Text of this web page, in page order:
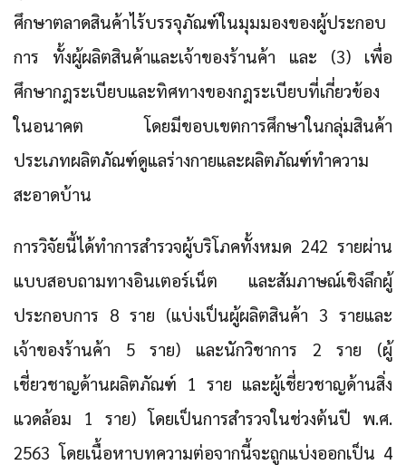
ศึกษาตลาดสินค้าไร้บรรจุภัณฑ์ในมุมมองของผู้ประกอบ
การ ทั้งผู้ผลิตสินค้าและเจ้าของร้านค้า และ (3) เพื่อ
ศึกษากฎระเบียบและทิศทางของกฎระเบียบที่เกี่ยวข้อง
ในอนาคต โดยมีขอบเขตการศึกษาในกลุ่มสินค้า
ประเภทผลิตภัณฑ์ดูแลร่างกายและผลิตภัณฑ์ทำความ
สะอาดบ้าน
การวิจัยนี้ได้ทำการสำรวจผู้บริโภคทั้งหมด 242 รายผ่าน
แบบสอบถามทางอินเตอร์เน็ต และสัมภาษณ์เชิงลึกผู้
ประกอบการ 8 ราย (แบ่งเป็นผู้ผลิตสินค้า 3 รายและ
เจ้าของร้านค้า 5 ราย) และนักวิชาการ 2 ราย (ผู้
เชี่ยวชาญด้านผลิตภัณฑ์ 1 ราย และผู้เชี่ยวชาญด้านสิ่ง
แวดล้อม 1 ราย) โดยเป็นการสำรวจในช่วงต้นปี พ.ศ.
2563 โดยเนื้อหาบทความต่อจากนี้จะถูกแบ่งออกเป็น 4